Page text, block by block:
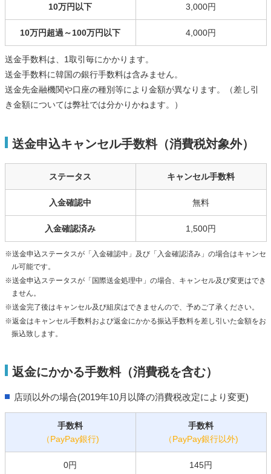
10万円以下 3,000円
10万円超過～100万円以下 4,000円
送金手数料は、1取引毎にかかります。
送金手数料に韓国の銀行手数料は含みません。
送金先金融機関や口座の種別等により金額が異なります。（差し引
き金額については弊社では分かりかねます。）
送金申込キャンセル手数料（消費税対象外）
ステータス キャンセル手数料
入金確認中 無料
入金確認済み 1,500円
※送金申込ステータスが「入金確認中」及び「入金確認済み」の場合はキャンセ
ル可能です。
※送金申込ステータスが「国際送金処理中」の場合、キャンセル及び変更はでき
ません。
※送金完了後はキャンセル及び組戻はできませんので、予めご了承ください。
※返金はキャンセル手数料および返金にかかる振込手数料を差し引いた金額をお
振込致します。
返金にかかる手数料（消費税を含む）
店頭以外の場合(2019年10月以降の消費税改定により変更)
手数料
（PayPay銀行)
手数料
（PayPay銀行以外)
0円 145円